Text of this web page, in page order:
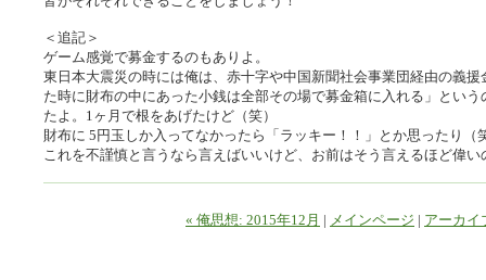
＜追記＞
ゲーム感覚で募金するのもありよ。
東日本大震災の時には俺は、赤十字や中国新聞社会事業団経由の義
た時に財布の中にあった小銭は全部その場で募金箱に入れる」とい
たよ。1ヶ月で根をあげたけど（笑）
財布に 5円玉しか入ってなかったら「ラッキー！！」とか思ったり（
これを不謹慎と言うなら言えばいいけど、お前はそう言えるほど偉
« 俺思想: 2015年12月 | メインページ | アーカイ